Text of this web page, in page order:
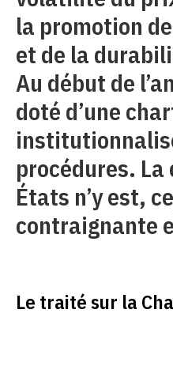
la promotion
et de la
Au début de
doté d’une
procédures.
États n’y est,
contraignante
Le traité sur la